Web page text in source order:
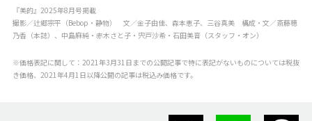
『美的』2025年8月号掲載
撮影／辻郷宗平（Bebop・静物） 文／金子由佳、森本恵子、三谷真美 構成・文／斎藤穂
乃香（本誌）、中島麻純・赤木さと子・宍戸沙希・石田美音（スタッフ・オン）
※価格表記に関して：2021年3月31日までの公開記事で特に表記がないものについては税抜
き価格、2021年4月1日以降公開の記事は税込み価格です。